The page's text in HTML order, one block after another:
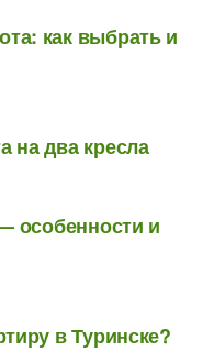
как выбрать и
на два кресла
особенности и
в Туринске?